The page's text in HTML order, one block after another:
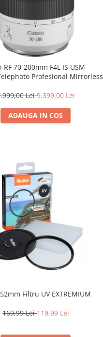
RF 70-200mm F4L IS USM –
Profesional Mirrorless
Lei9.399,00 Lei
ADAUGA IN COS
Filtru UV EXTREMIUM
169,99 Lei119,99 Lei